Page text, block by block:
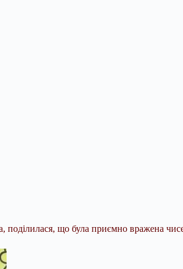
поділилася, що була приємно вражена